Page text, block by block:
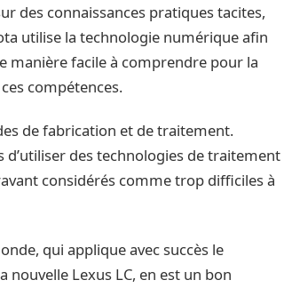
des connaissances pratiques tacites,
utilise la technologie numérique afin
manière facile à comprendre pour la
compétences.
de fabrication et de traitement.
des technologies de traitement
considérés comme trop difficiles à
qui applique avec succès le
Lexus LC, en est un bon